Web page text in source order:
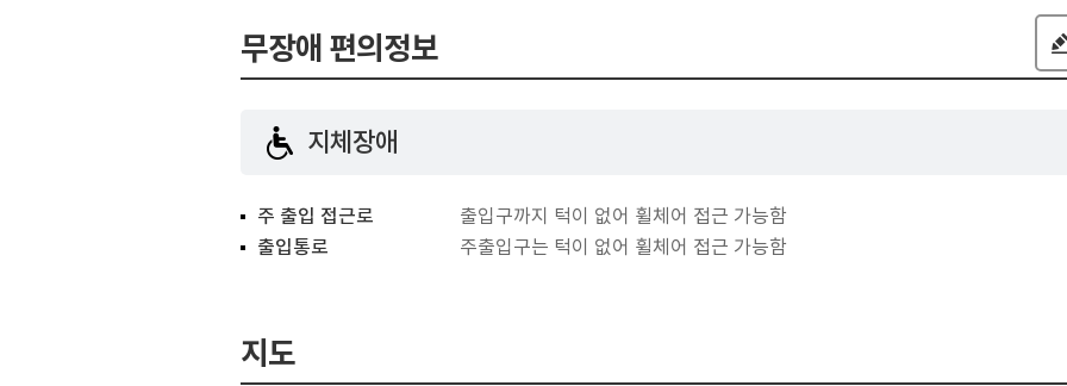
무장애 편의정보
지체장애
주 출입 접근로
출입구까지 턱이 없어 휠체어 접근 가능함
출입통로
주출입구는 턱이 없어 휠체어 접근 가능함
지도